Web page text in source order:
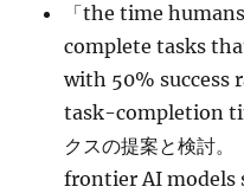
「the time
complete tasks
with 50% success
task-completion
クスの提案と検討
frontier AI models